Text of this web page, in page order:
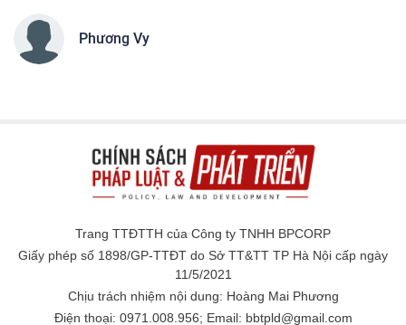
Phương Vy
Trang TTĐTTH của Công ty TNHH BPCORP
Giấy phép số 1898/GP-TTĐT do Sở TT&TT TP Hà Nội cấp ngày
11/5/2021
Chịu trách nhiệm nội dung: Hoàng Mai Phương
Điện thoại: 0971.008.956; Email: bbtpld@gmail.com